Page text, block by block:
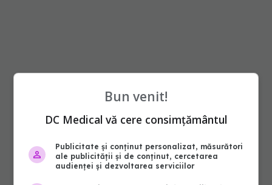
Bun venit!
DC Medical vă cere consimțământul
Publicitate și conținut personalizat, măsurători
ale publicității și de conținut, cercetarea
audienței și dezvoltarea serviciilor